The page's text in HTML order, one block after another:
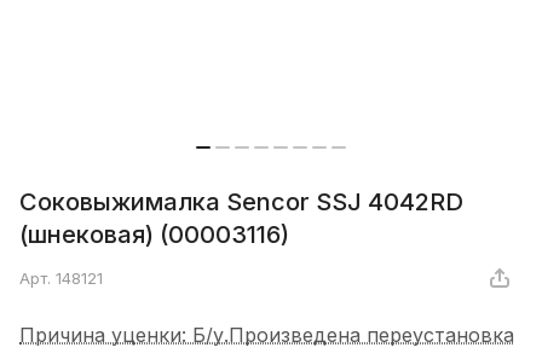
Соковыжималка Sencor SSJ 4042RD
(шнековая) (00003116)
Арт. 148121
Причина уценки: Б/у.Произведена переустановка